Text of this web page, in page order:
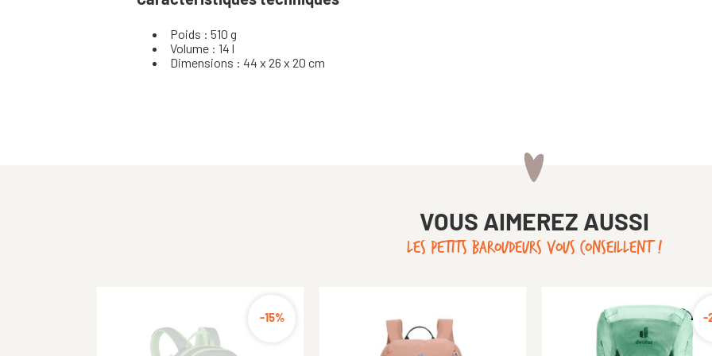
Poids : 510 g
Volume : 14 l
Dimensions : 44 x 26 x 20 cm
VOUS AIMEREZ AUSSI
LES PETITS BAROUDEURS VOUS CONSEILLENT !
-
-15% -